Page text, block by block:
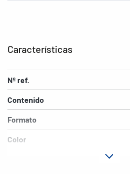
Características
Nº ref.
Contenido
Formato
Color